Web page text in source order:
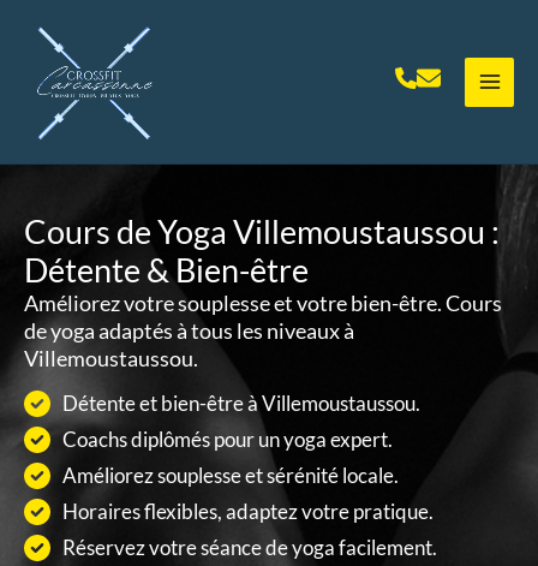
contenu
Cours de Yoga Villemoustaussou :
Détente & Bien-être
Améliorez votre souplesse et votre bien-être. Cours
de yoga adaptés à tous les niveaux à
Villemoustaussou.
Détente et bien-être à Villemoustaussou.
Coachs diplômés pour un yoga expert.
Améliorez souplesse et sérénité locale.
Horaires flexibles, adaptez votre pratique.
Réservez votre séance de yoga facilement.